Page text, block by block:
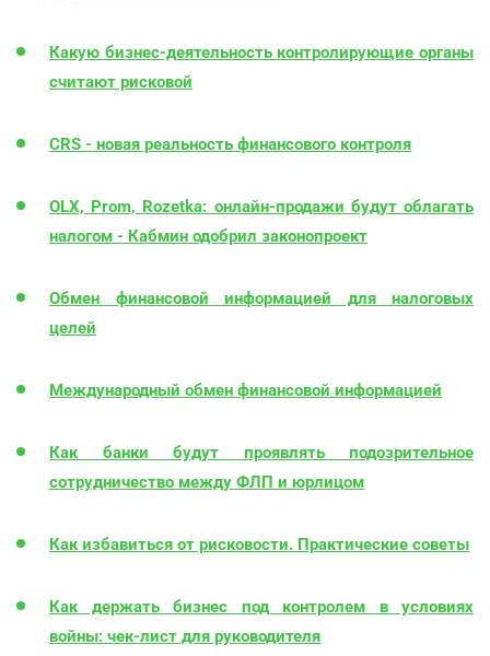
Какую бизнес-деятельность контролирующие органы
считают рисковой
CRS - новая реальность финансового контроля
OLX, Prom, Rozetka: онлайн-продажи будут облагать
налогом - Кабмин одобрил законопроект
Обмен финансовой информацией для налоговых
целей
Международный обмен финансовой информацией
Как банки будут проявлять подозрительное
сотрудничество между ФЛП и юрлицом
Как избавиться от рисковости. Практические советы
Как держать бизнес под контролем в условиях
войны: чек-лист для руководителя